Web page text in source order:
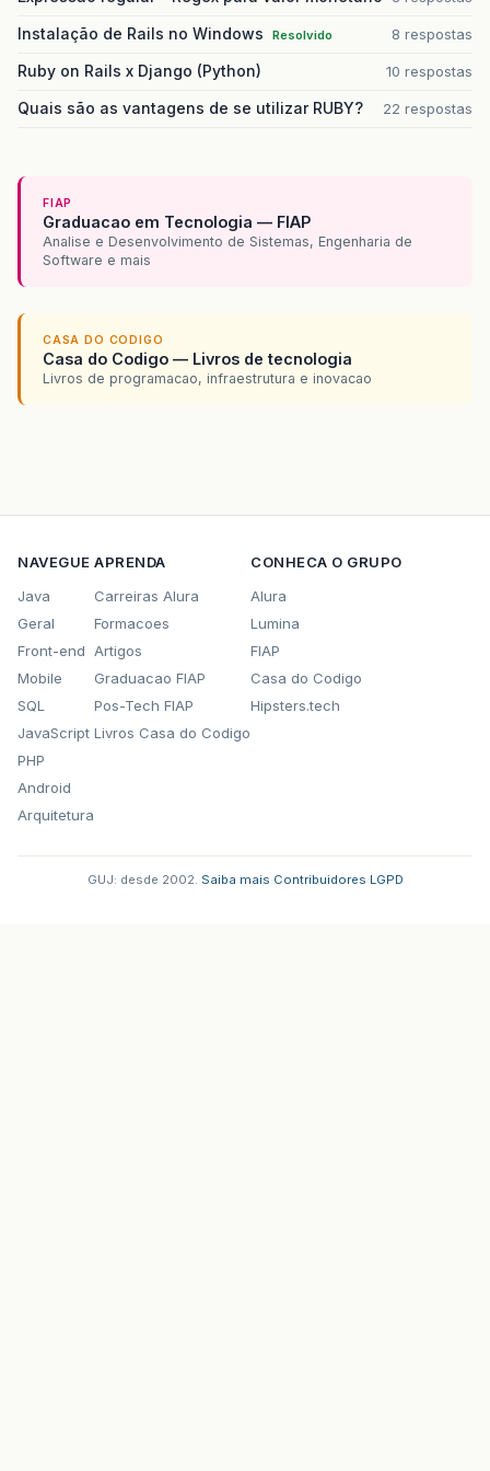
Instalação de Rails no Windows Resolvido 8 respostas
Ruby on Rails x Django (Python) 10 respostas
Quais são as vantagens de se utilizar RUBY? 22 respostas
FIAP
Graduacao em Tecnologia — FIAP
Analise e Desenvolvimento de Sistemas, Engenharia de
Software e mais
CASA DO CODIGO
Casa do Codigo — Livros de tecnologia
Livros de programacao, infraestrutura e inovacao
NAVEGUE
Java
Geral
Front-end
Mobile
SQL
JavaScript
PHP
Android
Arquitetura
APRENDA
Carreiras Alura
Formacoes
Artigos
Graduacao FIAP
Pos-Tech FIAP
Livros Casa do Codigo
CONHECA O GRUPO
Alura
Lumina
FIAP
Casa do Codigo
Hipsters.tech
GUJ: desde 2002. Saiba mais Contribuidores LGPD